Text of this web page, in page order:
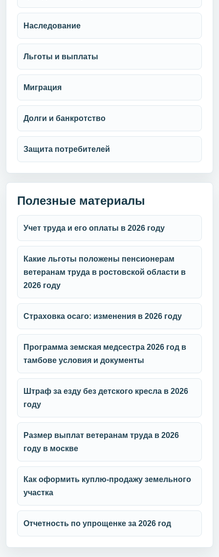
Наследование
Льготы и выплаты
Миграция
Долги и банкротство
Защита потребителей
Полезные материалы
Учет труда и его оплаты в 2026 году
Какие льготы положены пенсионерам
ветеранам труда в ростовской области в
2026 году
Страховка осаго: изменения в 2026 году
Программа земская медсестра 2026 год в
тамбове условия и документы
Штраф за езду без детского кресла в 2026
году
Размер выплат ветеранам труда в 2026
году в москве
Как оформить куплю-продажу земельного
участка
Отчетность по упрощенке за 2026 год